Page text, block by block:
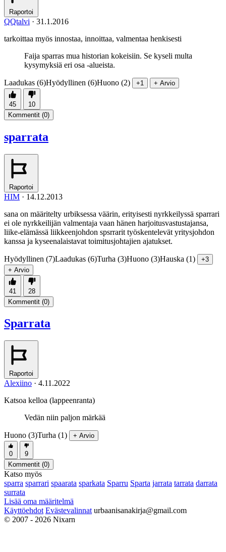
Raportoi
QQtalvi · 31.1.2016
tarkoittaa myös innostaa, innoittaa, valmentaa henkisesti
Faija sparras mua historian kokeisiin. Se kyseli multa
kysymyksiä eri osa -alueista.
Laadukas (6)Hyödyllinen (6)Huono (2) +1 + Arvio
45
10
Kommentit (0)
sparrata
Raportoi
HIM · 14.12.2013
sana on määritelty urbiksessa väärin, erityisesti nyrkkeilyssä sparrari
ei ole nyrkkeilijän valmentaja vaan hänen harjoitusvastustajansa,
liike-elämässä liikkeenjohdon spsrrarit työskentelevät yritysjohdon
kanssa ja kyseenalaistavat toimitusjohtajien ajatukset.
Hyödyllinen (7)Laadukas (6)Turha (3)Huono (3)Hauska (1)
+3
+ Arvio
41
28
Kommentit (0)
Sparrata
Raportoi
Alexiino · 4.11.2022
Katsoa kelloa (lappeenranta)
Vedän niin paljon märkää
Huono (3)Turha (1) + Arvio
0
9
Kommentit (0)
Katso myös
sparra sparrari spaarata sparkata Sparru Sparta jarrata tarrata darrata
surrata
Lisää oma määritelmä
Käyttöehdot Evästevalinnat urbaanisanakirja@gmail.com
© 2007 - 2026 Nixarn